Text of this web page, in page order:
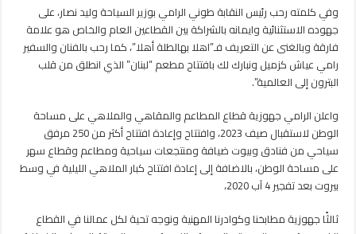
سياحة
فى
لبنان
بموسم
الصيف
وفي كلمته رحب رئيس النقابة طوني الرامي بوزير السياحة وليد نصار، على
جهوده الاستثنائية وايمانه بالشراكة بين القطاعين العام والخاص هو علامة
فارقة وبالغنى عن التعريف فـ”اهلا بهالطلة أهلا”، كما رحب بالفنان والسفير
رامي عياش كزميل ونبارك لك بافتتاح مطعم “لبنان” الذي انطلق من قلب
البترون إلى العالمية”.
واعلن الرامي جهوزية قطاع المطاعم والمقاهي والملاهي على مساحة
الوطن لاستقبال صيف 2023، وافتتاح وإعادة افتتاح أكثر من 250 مرفق
سياحي من فنادق وبيوت ضيافة ومنتجعات سياحية ومطاعم وقطاع سهر
على مساحة الوطن، بالاضافة إلى إعادة افتتاح كبار الملاهي الليلية في وسط
بيروت بعد تفجير 4 آب 2020،
ثالثًا جهوزية مطابخنا وكوادرنا المهنية ونوجه تحية لكل عمالنا في القطاع